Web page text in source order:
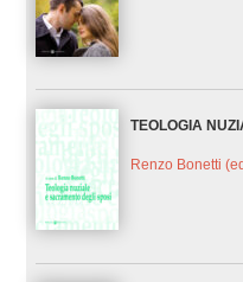
TEOLOGIA
Renzo Bonetti